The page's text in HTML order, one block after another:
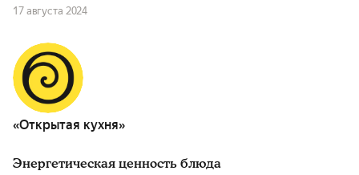
17 августа 2024
«Открытая кухня»
Энергетическая ценность блюда